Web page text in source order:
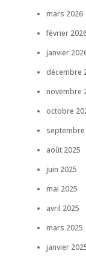
mars 2026
février
janvier
décembre
novembre
octobre
septembre
août 2025
juin 2025
mai 2025
avril 2025
mars 2025
janvier